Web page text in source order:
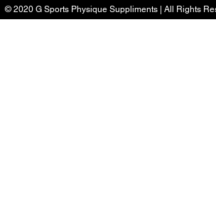
© 2020 G Sports Physique Suppliments | All Rights